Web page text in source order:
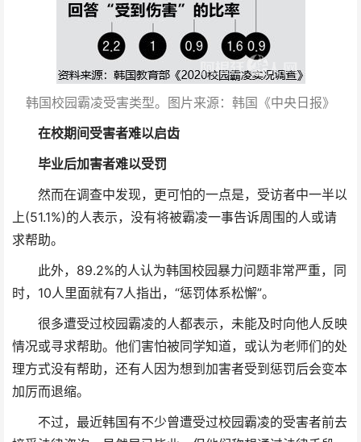
韩国校园霸凌受害类型。图片来源：韩国《中央日报》
在校期间受害者难以启齿
毕业后加害者难以受罚
然而在调查中发现，更可怕的一点是，受访者中一半以
上(51.1%)的人表示，没有将被霸凌一事告诉周围的人或请
求帮助。
此外，89.2%的人认为韩国校园暴力问题非常严重，同
时，10人里面就有7人指出，“惩罚体系松懈”。
很多遭受过校园霸凌的人都表示，未能及时向他人反映
情况或寻求帮助。他们害怕被同学知道，或认为老师们的处
理方式没有帮助，还有人因为想到加害者受到惩罚后会变本
加厉而退缩。
不过，最近韩国有不少曾遭受过校园霸凌的受害者前去